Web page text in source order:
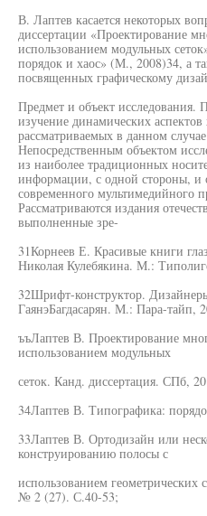
В. Лаптев касается некоторых
диссертации «Проектирование
использованием модульных
порядок и хаос» (М., 2008)34, а
посвященных графическому
Предмет и объект исследования.
изучение динамических
рассматриваемых в данном
Непосредственным объектом
из наиболее традиционных
информации, с одной стороны, и
современного мультимедийного
Рассматриваются издания
выполненные зре-
31Корнеев Е. Красивые книги
Николая Кулебякина. М.:
32Шрифт-конструктор.
ГаянэБагдасарян. М.: Пара-тайп,
ъъЛаптев В. Проектирование
использованием модульных
сеток. Канд. диссертация. СПб,
34Лаптев В. Типографика:
33Лаптев В. Ортодизайн или
конструированию полосы с
использованием геометрических
№ 2 (27). С.40-53;